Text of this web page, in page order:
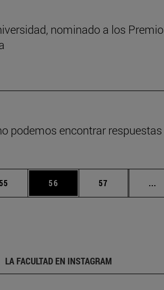
nominado a los
podemos encontrar
Use TAB para desplazarse.
Página
56 Página
57 ...
LA FACULTAD EN INSTAGRAM